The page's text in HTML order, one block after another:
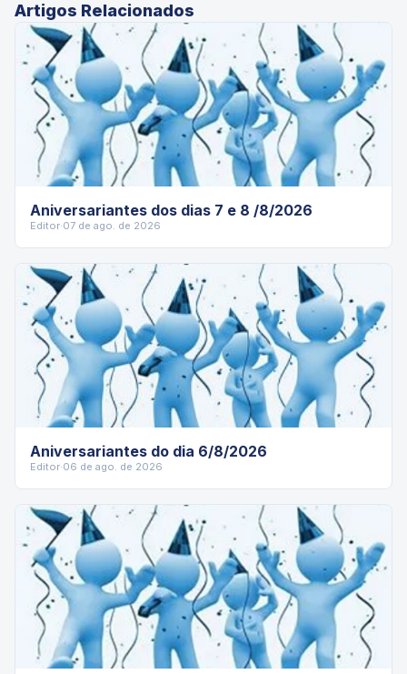
Artigos Relacionados
Aniversariantes dos dias 7 e 8 /8/2026
Editor·07 de ago. de 2026
Aniversariantes do dia 6/8/2026
Editor·06 de ago. de 2026